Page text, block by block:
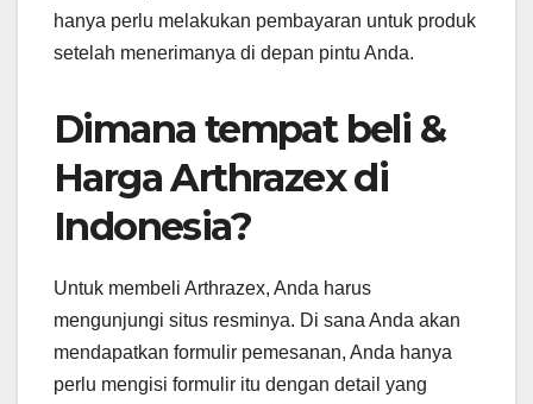
hanya perlu melakukan pembayaran untuk produk
setelah menerimanya di depan pintu Anda.
Dimana tempat beli &
Harga Arthrazex di
Indonesia?
Untuk membeli Arthrazex, Anda harus
mengunjungi situs resminya. Di sana Anda akan
mendapatkan formulir pemesanan, Anda hanya
perlu mengisi formulir itu dengan detail yang